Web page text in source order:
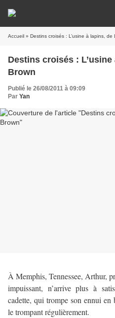
Accueil » Destins croisés : L’usine à lapins, de
Destins croisés :
Brown
Publié le 26/08/2011 à 09:09
Par Yan
À Memphis, Tennessee, Arthur,
impuissant, n’arrive plus à
cadette, qui trompe son ennui
le trompant régulièrement.